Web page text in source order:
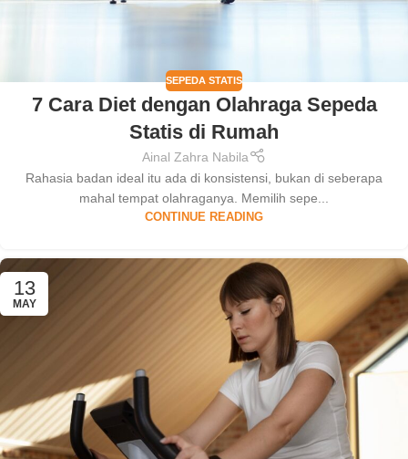
SEPEDA STATIS
7 Cara Diet dengan Olahraga Sepeda
Statis di Rumah
Ainal Zahra Nabila
Rahasia badan ideal itu ada di konsistensi, bukan di seberapa
mahal tempat olahraganya. Memilih sepe...
CONTINUE READING
13
MAY